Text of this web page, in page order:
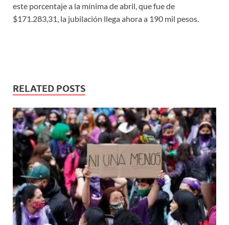
este porcentaje a la mínima de abril, que fue de
$171.283,31, la jubilación llega ahora a 190 mil pesos.
RELATED POSTS